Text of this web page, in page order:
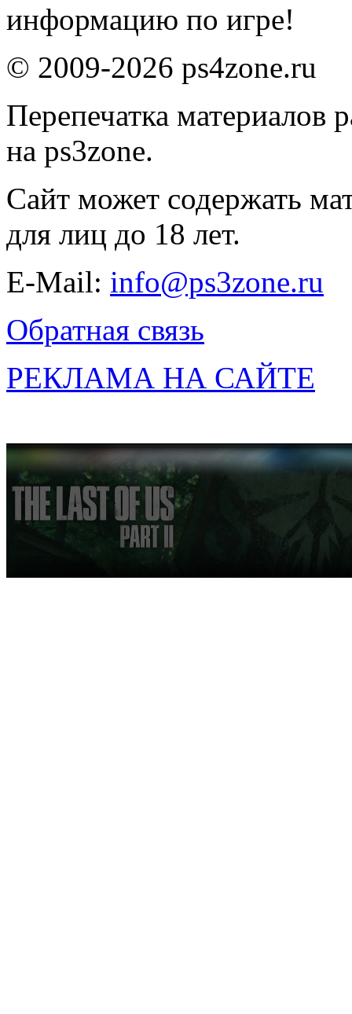
информацию по игре!
© 2009-2026 ps4zone.ru
Перепечатка материалов
на ps3zone.
Сайт может содержать
для лиц до 18 лет.
E-Mail: info@ps3zone.ru
Обратная связь
РЕКЛАМА НА САЙТЕ